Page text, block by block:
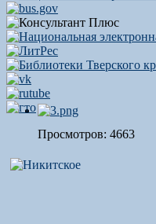
Просмотров: 4663